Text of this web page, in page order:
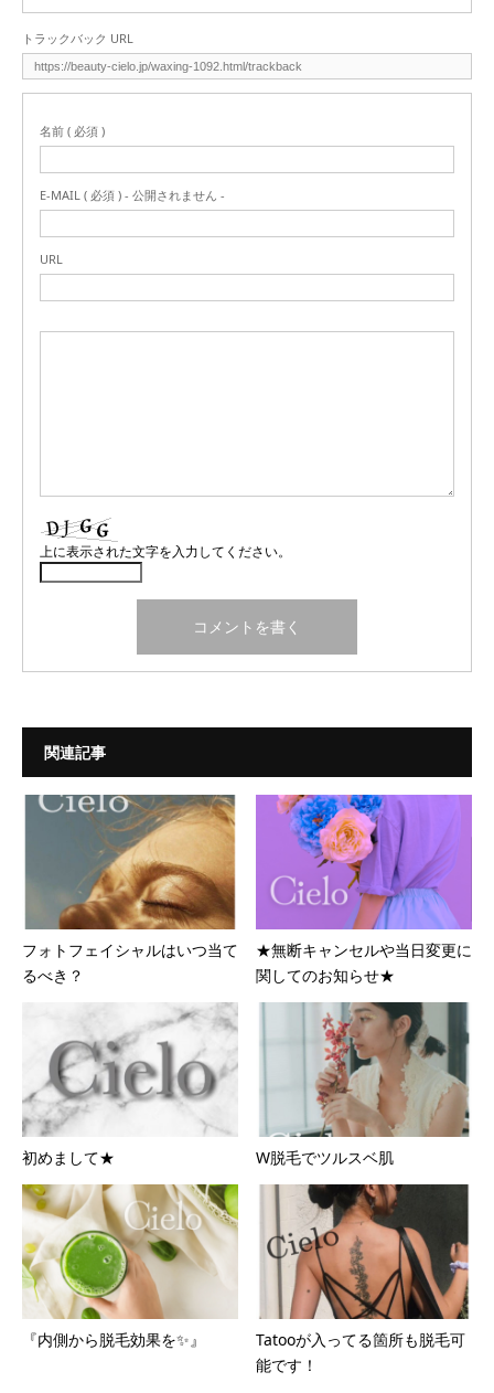
トラックバック URL
名前 ( 必須 )
E-MAIL ( 必須 ) - 公開されません -
URL
上に表示された文字を入力してください。
関連記事
フォトフェイシャルはいつ当て
るべき？
★無断キャンセルや当日変更に
関してのお知らせ★
初めまして★ W脱毛でツルスベ肌
『内側から脱毛効果を✨』
Tatooが入ってる箇所も脱毛可
能です！